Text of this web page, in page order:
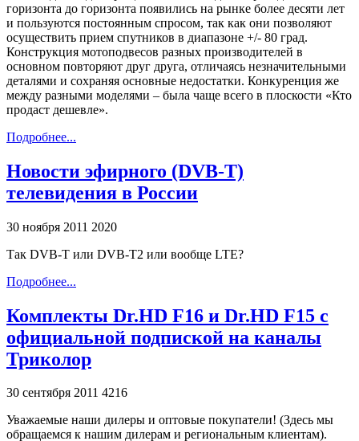
горизонта до горизонта появились на рынке более десяти лет
и пользуются постоянным спросом, так как они позволяют
осуществить прием спутников в диапазоне +/- 80 град.
Конструкция мотоподвесов разных производителей в
основном повторяют друг друга, отличаясь незначительными
деталями и сохраняя основные недостатки. Конкуренция же
между разными моделями – была чаще всего в плоскости «Кто
продаст дешевле».
Подробнее...
Новости эфирного (DVB-T)
телевидения в России
30 ноября 2011 2020
Так DVB-T или DVB-T2 или вообще LTE?
Подробнее...
Комплекты Dr.HD F16 и Dr.HD F15 с
официальной подпиской на каналы
Триколор
30 сентября 2011 4216
Уважаемые наши дилеры и оптовые покупатели! (Здесь мы
обращаемся к нашим дилерам и региональным клиентам).